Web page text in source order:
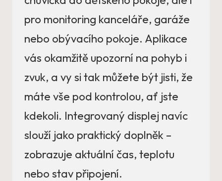
pro monitoring kanceláře, garáže
nebo obývacího pokoje. Aplikace
vás okamžitě upozorní na pohyb i
zvuk, a vy si tak můžete být jisti, že
máte vše pod kontrolou, ať jste
kdekoli. Integrovaný displej navíc
slouží jako praktický doplněk –
zobrazuje aktuální čas, teplotu
nebo stav připojení.